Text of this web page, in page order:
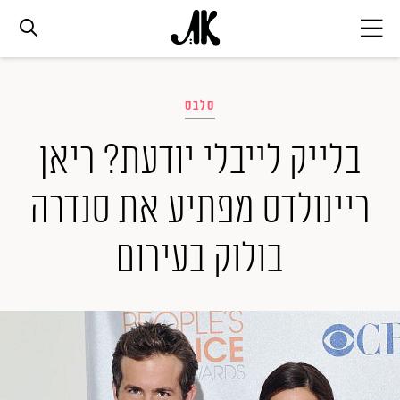
אופנה
ביוטי
סלבס
ערוצים נוספים
המגזין
סלבס
בלייק לייבלי יודעת? ריאן
ריינולדס מפתיע את סנדרה
בולוק בעירום